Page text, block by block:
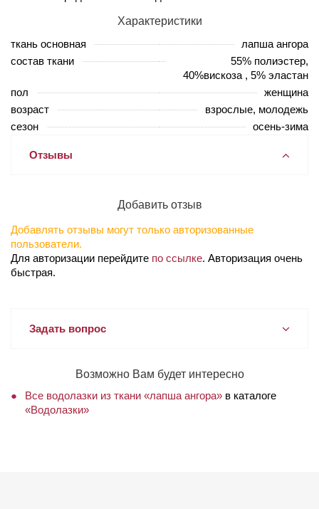
Характеристики
ткань основная
лапша ангора
состав ткани
55% полиэстер,
40%вискоза , 5% эластан
пол
женщина
возраст
взрослые, молодежь
сезон
осень-зима
Отзывы
Добавить отзыв
Добавлять отзывы могут только авторизованные
пользователи.
Для авторизации перейдите по ссылке. Авторизация очень
быстрая.
Задать вопрос
Возможно Вам будет интересно
Все водолазки из ткани «лапша ангора» в каталоге
«Водолазки»